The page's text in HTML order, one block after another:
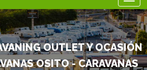
OUTLET Y OCASIÓN
OSITO - CARAVANAS